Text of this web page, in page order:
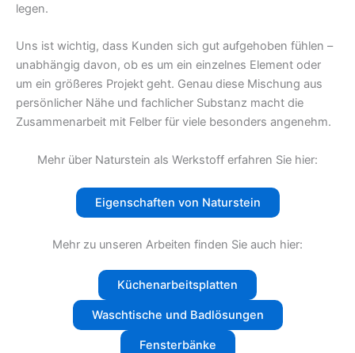
legen.
Uns ist wichtig, dass Kunden sich gut aufgehoben fühlen –
unabhängig davon, ob es um ein einzelnes Element oder
um ein größeres Projekt geht. Genau diese Mischung aus
persönlicher Nähe und fachlicher Substanz macht die
Zusammenarbeit mit Felber für viele besonders angenehm.
Mehr über Naturstein als Werkstoff erfahren Sie hier:
Eigenschaften von Naturstein
Mehr zu unseren Arbeiten finden Sie auch hier:
Küchenarbeitsplatten
Waschtische und Badlösungen
Fensterbänke